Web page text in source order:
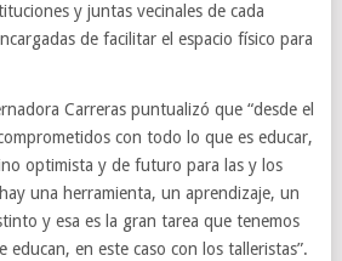
y juntas vecinales de cada
de facilitar el espacio físico para
Carreras puntualizó que “desde el
con todo lo que es educar,
optimista y de futuro para las y los
una herramienta, un aprendizaje, un
y esa es la gran tarea que tenemos
en este caso con los talleristas”.